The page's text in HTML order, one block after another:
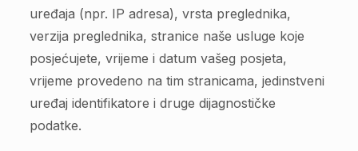
uređaja (npr. IP adresa), vrsta preglednika,
verzija preglednika, stranice naše usluge koje
posjećujete, vrijeme i datum vašeg posjeta,
vrijeme provedeno na tim stranicama, jedinstveni
uređaj identifikatore i druge dijagnostičke
podatke.